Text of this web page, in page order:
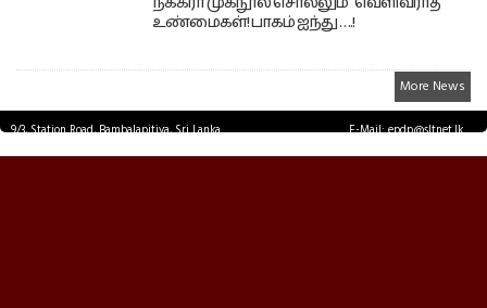
உண்மைகள்! பாகம் ஐந்து ….!
More News
9/3, Station Road, Bambalapitiya, Sri Lanka.
E-Mail: epdp@sltnet.lk